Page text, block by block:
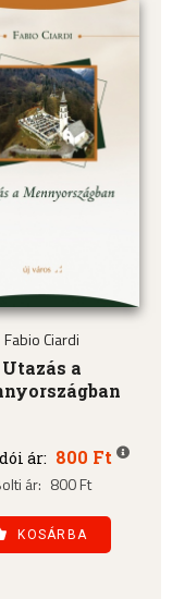
Fabio Ciardi
Utazás a
ár: 800 Ft
ár: 800 Ft
KOSÁRBA